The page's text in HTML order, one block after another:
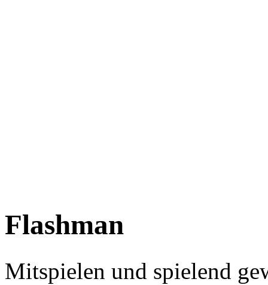
Flashman
Mitspielen und spielend